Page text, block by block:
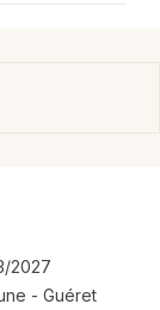
2027
- Guéret